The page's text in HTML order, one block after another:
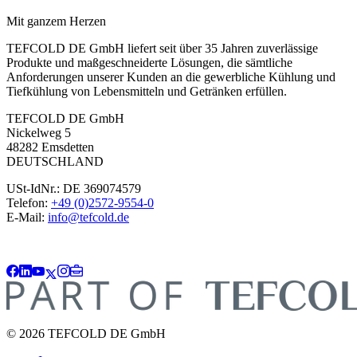
Mit ganzem Herzen
TEFCOLD DE GmbH liefert seit über 35 Jahren zuverlässige
Produkte und maßgeschneiderte Lösungen, die sämtliche
Anforderungen unserer Kunden an die gewerbliche Kühlung und
Tiefkühlung von Lebensmitteln und Getränken erfüllen.
TEFCOLD DE GmbH
Nickelweg 5
48282 Emsdetten
DEUTSCHLAND
USt-IdNr.: DE 369074579
Telefon: +49 (0)2572-9554-0
E-Mail: info@tefcold.de
© 2026 TEFCOLD DE GmbH